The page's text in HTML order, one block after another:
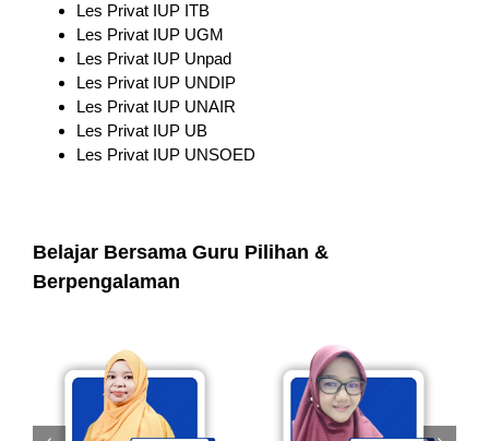
Les Privat IUP ITB
Les Privat IUP UGM
Les Privat IUP Unpad
Les Privat IUP UNDIP
Les Privat IUP UNAIR
Les Privat IUP UB
Les Privat IUP UNSOED
Belajar Bersama Guru Pilihan &
Berpengalaman